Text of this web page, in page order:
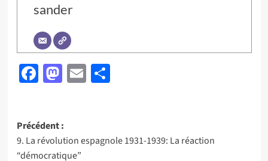
sander
Facebook
Mastodon
EmailPartager
Navigation
d’article
Précédent :
9. La révolution espagnole 1931-1939: La réaction
“démocratique”